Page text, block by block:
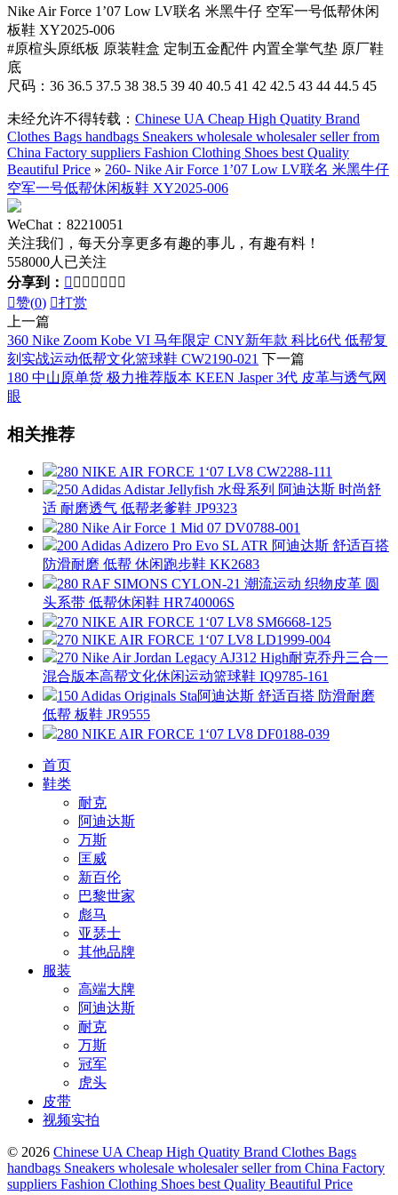
Nike Air Force 1’07 Low LV联名 米黑牛仔 空军一号低帮休闲
板鞋 XY2025-006
#原楦头原纸板 原装鞋盒 定制五金配件 内置全掌气垫 原厂鞋
底
尺码：36 36.5 37.5 38 38.5 39 40 40.5 41 42 42.5 43 44 44.5 45
未经允许不得转载： Chinese UA Cheap High Quatity Brand
Clothes Bags handbags Sneakers wholesale wholesaler seller from
China Factory suppliers Fashion Clothing Shoes best Quality
Beautiful Price » 260- Nike Air Force 1’07 Low LV联名 米黑牛仔
空军一号低帮休闲板鞋 XY2025-006
WeChat：82210051
关注我们，每天分享更多有趣的事儿，有趣有料！
558000人已关注
分享到：       
赞(0) 打赏
上一篇
360 Nike Zoom Kobe VI 马年限定 CNY新年款 科比6代 低帮复
刻实战运动低帮文化篮球鞋 CW2190-021 下一篇
180 中山原单货 极力推荐版本 KEEN Jasper 3代 皮革与透气网
眼
相关推荐
280 NIKE AIR FORCE 1‘07 LV8 CW2288-111
250 Adidas Adistar Jellyfish 水母系列 阿迪达斯 时尚舒
适 耐磨透气 低帮老爹鞋 JP9323
280 Nike Air Force 1 Mid 07 DV0788-001
200 Adidas Adizero Pro Evo SL ATR 阿迪达斯 舒适百搭
防滑耐磨 低帮 休闲跑步鞋 KK2683
280 RAF SIMONS CYLON-21 潮流运动 织物皮革 圆
头系带 低帮休闲鞋 HR740006S
270 NIKE AIR FORCE 1‘07 LV8 SM6668-125
270 NIKE AIR FORCE 1‘07 LV8 LD1999-004
270 Nike Air Jordan Legacy AJ312 High耐克乔丹三合一
混合版本高帮文化休闲运动篮球鞋 IQ9785-161
150 Adidas Originals Sta阿迪达斯 舒适百搭 防滑耐磨
低帮 板鞋 JR9555
280 NIKE AIR FORCE 1‘07 LV8 DF0188-039
首页
鞋类
耐克
阿迪达斯
万斯
匡威
新百伦
巴黎世家
彪马
亚瑟士
其他品牌
服装
高端大牌
阿迪达斯
耐克
万斯
冠军
虎头
皮带
视频实拍
© 2026 Chinese UA Cheap High Quatity Brand Clothes Bags
handbags Sneakers wholesale wholesaler seller from China Factory
suppliers Fashion Clothing Shoes best Quality Beautiful Price